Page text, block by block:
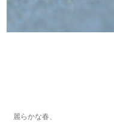
麗らかな春、